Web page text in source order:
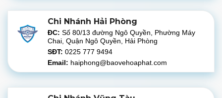
Chi Nhánh Hải Phòng
ĐC: Số 80/13 đường Ngô Quyền, Phường Máy
Chai, Quận Ngô Quyền, Hải Phòng
SĐT: 0225 777 9494
Email: haiphong@baovehoaphat.com